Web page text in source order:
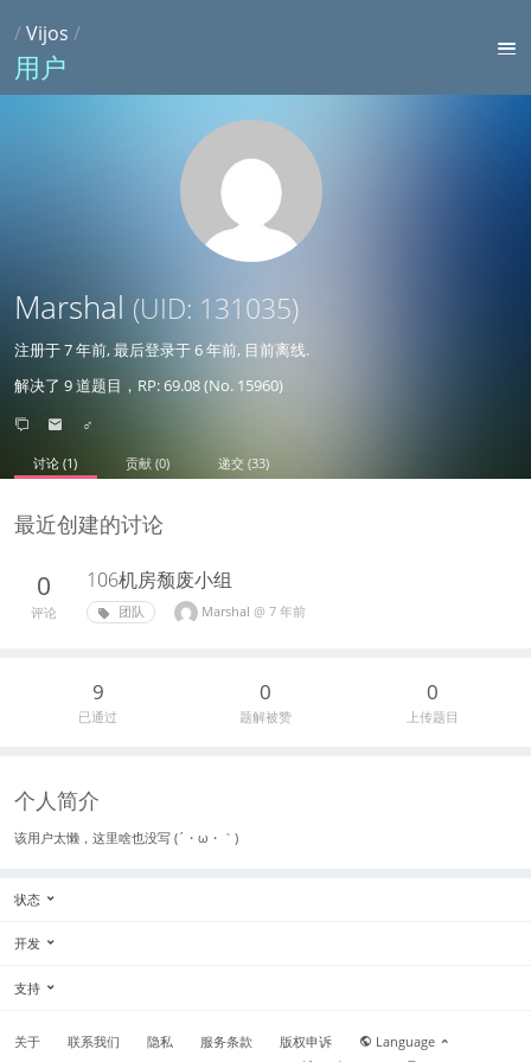
/Vijos /
用户
Marshal (UID: 131035)
注册于7 年前, 最后登录于6 年前, 目前离线.
解决了 9 道题目，RP: 69.08 (No. 15960)
♂
讨论 (1) 贡献 (0) 递交 (33)
最近创建的讨论
0
评论
106机房颓废小组
团队 Marshal @ 7 年前
9
已通过
0
题解被赞
0
上传题目
个人简介
该用户太懒，这里啥也没写 (´・ω・｀)
状态
开发
支持
关于 联系我们 隐私 服务条款 版权申诉
Language